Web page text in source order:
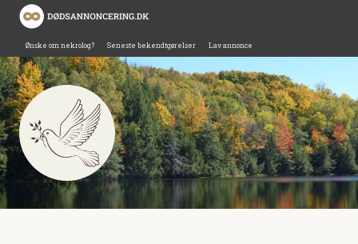
Ønske om nekrolog? Seneste bekendtgørelser Lav annonce